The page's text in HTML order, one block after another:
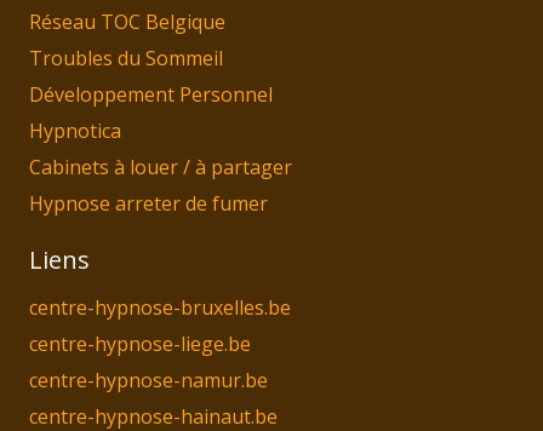
Réseau TOC Belgique
Troubles du Sommeil
Développement Personnel
Hypnotica
Cabinets à louer / à partager
Hypnose arreter de fumer
Liens
centre-hypnose-bruxelles.be
centre-hypnose-liege.be
centre-hypnose-namur.be
centre-hypnose-hainaut.be